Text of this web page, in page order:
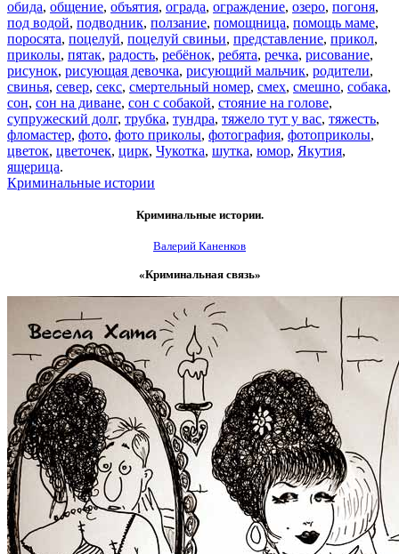
обида, общение, объятия, ограда, ограждение, озеро, погоня,
под водой, подводник, ползание, помощница, помощь маме,
поросята, поцелуй, поцелуй свиньи, представление, прикол,
приколы, пятак, радость, ребёнок, ребята, речка, рисование,
рисунок, рисующая девочка, рисующий мальчик, родители,
свинья, север, секс, смертельный номер, смех, смешно, собака,
сон, сон на диване, сон с собакой, стояние на голове,
супружеский долг, трубка, тундра, тяжело тут у вас, тяжесть,
фломастер, фото, фото приколы, фотография, фотоприколы,
цветок, цветочек, цирк, Чукотка, шутка, юмор, Якутия,
ящерица.
Криминальные истории
Криминальные истории.
Валерий Каненков
«Криминальная связь»